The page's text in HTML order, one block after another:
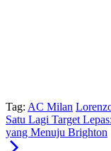
Tag: AC Milan
Satu Lagi Target
yang Menuju Brighton